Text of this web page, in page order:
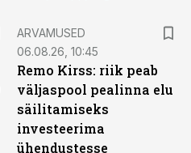
ARVAMUSED
06.08.26, 10:45
Remo Kirss: riik peab
väljaspool pealinna elu
säilitamiseks
investeerima
ühendustesse